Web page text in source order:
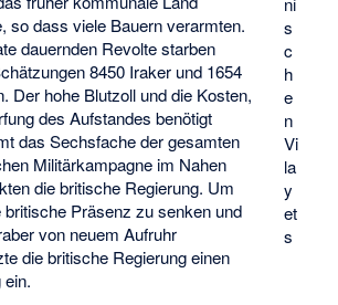
s
c
h
e
n
Vi
la
y
et
s
so dass viele Bauern verarmten.
dauernden Revolte starben
8450 Iraker und 1654
Der hohe Blutzoll und die Kosten,
des Aufstandes benötigt
das Sechsfache der gesamten
Militärkampagne im Nahen
die britische Regierung. Um
britische Präsenz zu senken und
von neuem Aufruhr
die britische Regierung einen